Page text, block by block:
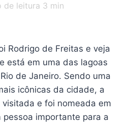
de leitura 3 min
Rodrigo de Freitas e veja
está em uma das lagoas
de Janeiro. Sendo uma
icônicas da cidade, a
e foi nomeada em
pessoa importante para a